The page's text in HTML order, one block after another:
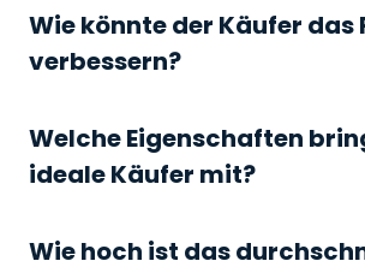
Wie könnte der Käufer das
verbessern?
Welche Eigenschaften
ideale Käufer mit?
Wie hoch ist das